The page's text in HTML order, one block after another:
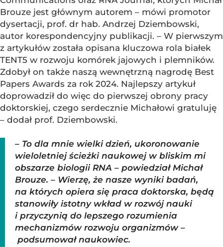
Brouze jest głównym autorem – mówi promotor
dysertacji, prof. dr hab. Andrzej Dziembowski,
autor korespondencyjny publikacji. – W pierwszym
z artykułów została opisana kluczowa rola białek
TENT5 w rozwoju komórek jajowych i plemników.
Zdobył on także naszą wewnętrzną nagrodę Best
Papers Awards za rok 2024. Najlepszy artykuł
doprowadził do więc do pierwszej obrony pracy
doktorskiej, czego serdecznie Michałowi gratuluję
– dodał prof. Dziembowski.
– To dla mnie wielki dzień, ukoronowanie
wieloletniej ścieżki naukowej w bliskim mi
obszarze biologii RNA – powiedział Michał
Brouze. – Wierzę, że nasze wyniki badań,
na których opiera się praca doktorska, będą
stanowiły istotny wkład w rozwój nauki
i przyczynią do lepszego rozumienia
mechanizmów rozwoju organizmów –
podsumował naukowiec.